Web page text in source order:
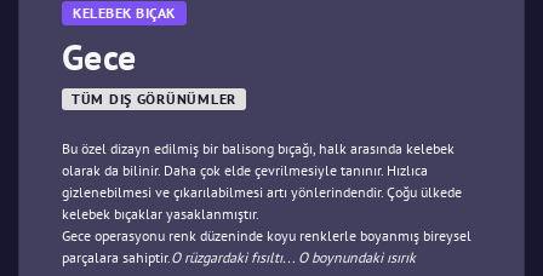
KELEBEK BIÇAK
Gece
TÜM DIŞ GÖRÜNÜMLER
Bu özel dizayn edilmiş bir balisong bıçağı, halk arasında kelebek
olarak da bilinir. Daha çok elde çevrilmesiyle tanınır. Hızlıca
gizlenebilmesi ve çıkarılabilmesi artı yönlerindendir. Çoğu ülkede
kelebek bıçaklar yasaklanmıştır.
Gece operasyonu renk düzeninde koyu renklerle boyanmış bireysel
parçalara sahiptir.O rüzgardaki fısıltı... O boynundaki ısırık